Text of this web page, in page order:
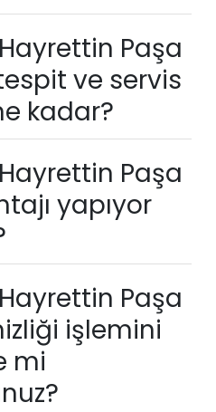
Paşa
ve servis
kadar?
Paşa
yapıyor
Paşa
işlemini
mi